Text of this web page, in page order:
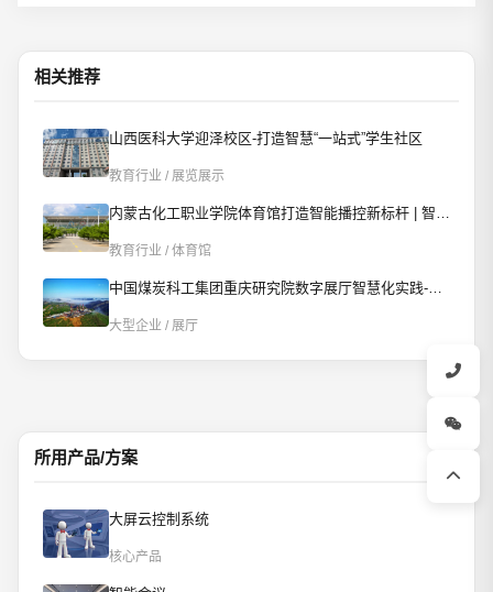
相关推荐
山西医科大学迎泽校区-打造智慧“一站式”学生社区
教育行业 / 展览展示
内蒙古化工职业学院体育馆打造智能播控新标杆 | 智慧赋能校园文体新场景
教育行业 / 体育馆
中国煤炭科工集团重庆研究院数字展厅智慧化实践-AI智控重构数字展厅
大型企业 / 展厅
所用产品/方案
大屏云控制系统
核心产品